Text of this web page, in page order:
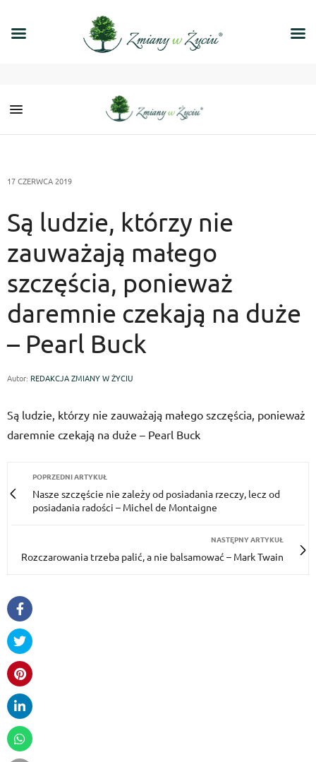
17 CZERWCA 2019
Są ludzie, którzy nie
zauważają małego
szczęścia, ponieważ
daremnie czekają na duże
– Pearl Buck
Autor: REDAKCJA ZMIANY W ŻYCIU
Są ludzie, którzy nie zauważają małego szczęścia, ponieważ
daremnie czekają na duże – Pearl Buck
POPRZEDNI ARTYKUŁ
Nasze szczęście nie zależy od posiadania rzeczy, lecz od
posiadania radości – Michel de Montaigne
NASTĘPNY ARTYKUŁ
Rozczarowania trzeba palić, a nie balsamować – Mark Twain